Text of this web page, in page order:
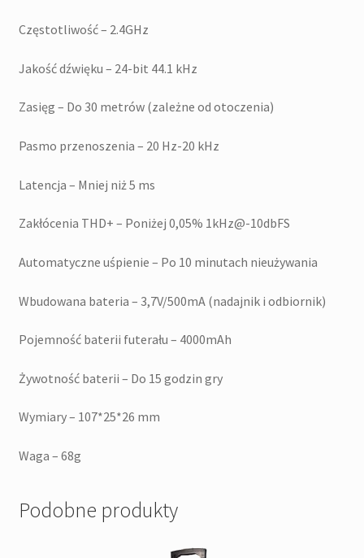
Częstotliwość – 2.4GHz
Jakość dźwięku – 24-bit 44.1 kHz
Zasięg – Do 30 metrów (zależne od otoczenia)
Pasmo przenoszenia – 20 Hz-20 kHz
Latencja – Mniej niż 5 ms
Zakłócenia THD+ – Poniżej 0,05% 1kHz@-10dbFS
Automatyczne uśpienie – Po 10 minutach nieużywania
Wbudowana bateria – 3,7V/500mA (nadajnik i odbiornik)
Pojemność baterii futerału – 4000mAh
Żywotność baterii – Do 15 godzin gry
Wymiary – 107*25*26 mm
Waga – 68g
Podobne produkty